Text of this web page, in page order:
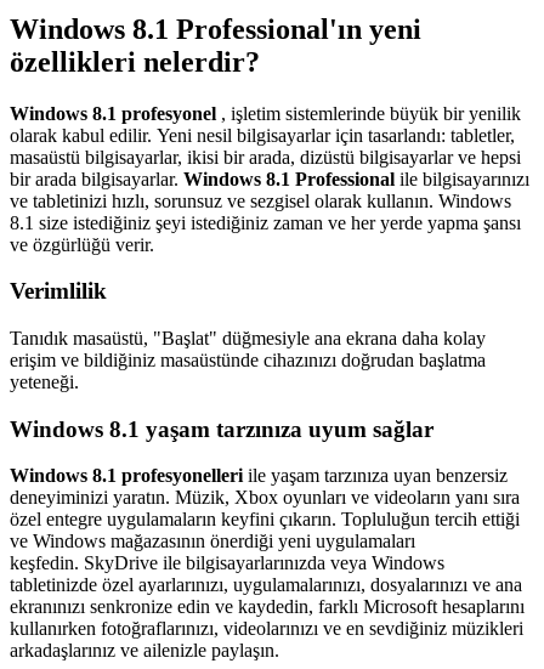
Windows 8.1 Professional'ın yeni
özellikleri nelerdir?
Windows 8.1 profesyonel , işletim sistemlerinde büyük bir yenilik
olarak kabul edilir. Yeni nesil bilgisayarlar için tasarlandı: tabletler,
masaüstü bilgisayarlar, ikisi bir arada, dizüstü bilgisayarlar ve hepsi
bir arada bilgisayarlar. Windows 8.1 Professional ile bilgisayarınızı
ve tabletinizi hızlı, sorunsuz ve sezgisel olarak kullanın. Windows
8.1 size istediğiniz şeyi istediğiniz zaman ve her yerde yapma şansı
ve özgürlüğü verir.
Verimlilik
Tanıdık masaüstü, "Başlat" düğmesiyle ana ekrana daha kolay
erişim ve bildiğiniz masaüstünde cihazınızı doğrudan başlatma
yeteneği.
Windows 8.1 yaşam tarzınıza uyum sağlar
Windows 8.1 profesyonelleriile yaşam tarzınıza uyan benzersiz
deneyiminizi yaratın. Müzik, Xbox oyunları ve videoların yanı sıra
özel entegre uygulamaların keyfini çıkarın. Topluluğun tercih ettiği
ve Windows mağazasının önerdiği yeni uygulamaları
keşfedin. SkyDrive ile bilgisayarlarınızda veya Windows
tabletinizde özel ayarlarınızı, uygulamalarınızı, dosyalarınızı ve ana
ekranınızı senkronize edin ve kaydedin, farklı Microsoft hesaplarını
kullanırken fotoğraflarınızı, videolarınızı ve en sevdiğiniz müzikleri
arkadaşlarınız ve ailenizle paylaşın.